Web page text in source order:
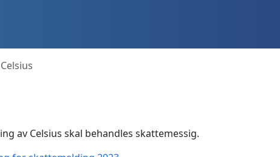
av Celsius skal behandles skattemessig.